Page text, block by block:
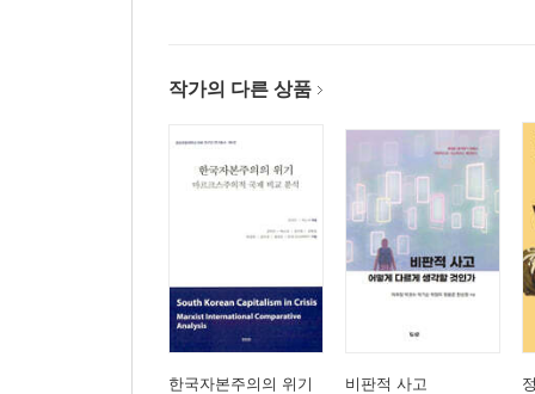
반데카르트주의적 요소; 민족의 우상화
제12강 민족성의 원칙
민족: 부르주아 조직형태, 자연적 유대로부
조직화에서의 같음 | 낡아 버린 헤겔의 민족정신
이성이 주관적 이성으로부터 분리됨 | ‘지옥의 기계
제13강 자연사 (I)
핵심용어들: 자연과 역사; 정신으로서 역사; 비
자연과 제2의 자연
작가의 다른 상품
한국자본주의의 위기 비판적 사고